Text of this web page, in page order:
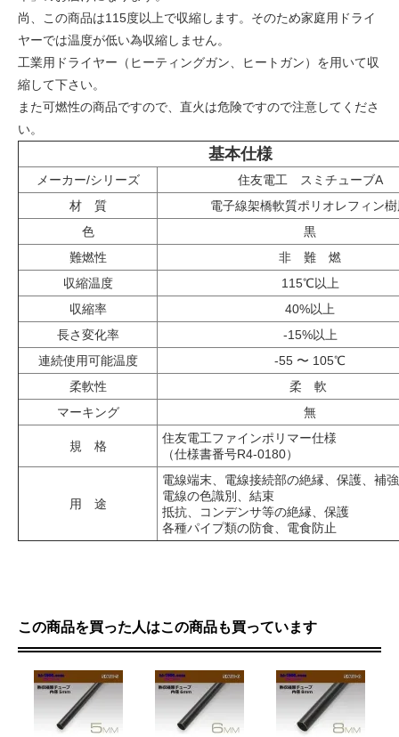
尚、この商品は115度以上で収縮します。そのため家庭用ドライ
ヤーでは温度が低い為収縮しません。
工業用ドライヤー（ヒーティングガン、ヒートガン）を用いて収
縮して下さい。
また可燃性の商品ですので、直火は危険ですので注意してくださ
い。
基本仕様
メーカー/シリーズ
住友電工 スミチューブA
材 質
電子線架橋軟質ポリオレフィン
色
黒
難燃性
非 難 燃
収縮温度
115℃以上
収縮率
40%以上
長さ変化率
-15%以上
連続使用可能温度
-55 〜 105℃
柔軟性
柔 軟
マーキング
無
規 格
住友電工ファインポリマー仕様
（仕様書番号R4-0180）
用 途
電線端末、電線接続部の絶縁、保護、補強
電線の色識別、結束
抵抗、コンデンサ等の絶縁、保護
各種パイプ類の防食、電食防止
この商品を買った人はこの商品も買っています